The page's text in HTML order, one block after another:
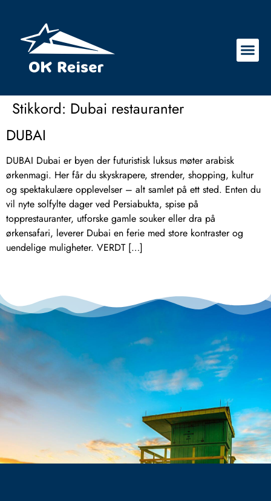
Stikkord: Dubai restauranter
DUBAI
DUBAI Dubai er byen der futuristisk luksus møter arabisk
ørkenmagi. Her får du skyskrapere, strender, shopping, kultur
og spektakulære opplevelser – alt samlet på ett sted. Enten du
vil nyte solfylte dager ved Persiabukta, spise på
topprestauranter, utforske gamle souker eller dra på
ørkensafari, leverer Dubai en ferie med store kontraster og
uendelige muligheter. VERDT […]